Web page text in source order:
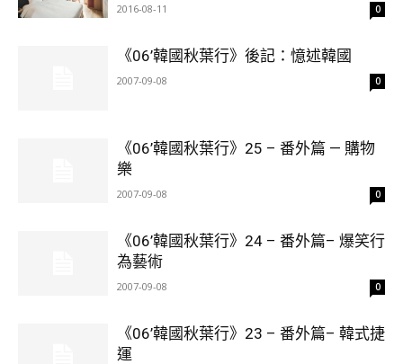
2016-08-11 0
《06’韓國秋葉行》後記：憶述韓國
2007-09-08 0
《06’韓國秋葉行》25 – 番外篇 — 購物
樂
2007-09-08 0
《06’韓國秋葉行》24 – 番外篇– 爆笑行
為藝術
2007-09-08 0
《06’韓國秋葉行》23 – 番外篇– 韓式捷
運